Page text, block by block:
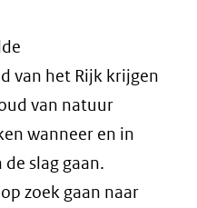
van het Rijk krijgen
van natuur
wanneer en in
slag gaan.
zoek gaan naar